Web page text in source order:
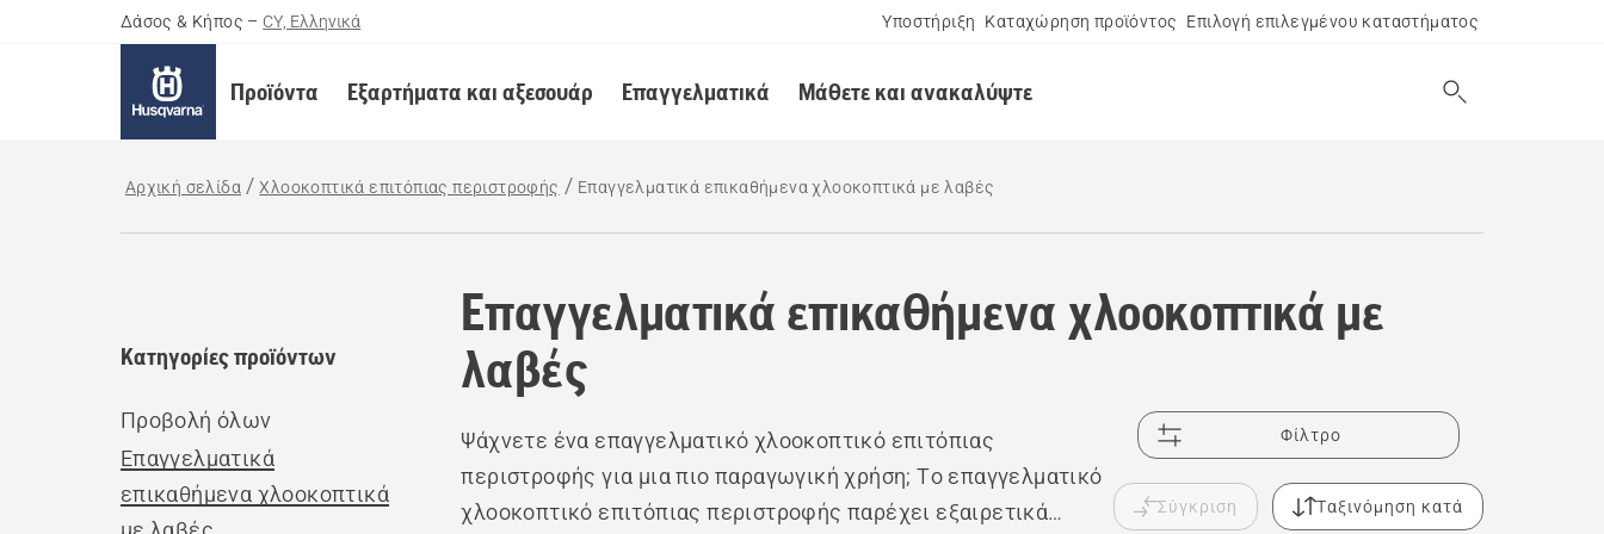
Δάσος & Κήπος – CY, Ελληνικά Υποστήριξη Καταχώρηση προϊόντος Επιλογή επιλεγμένου καταστήματος
Προϊόντα Εξαρτήματα και αξεσουάρ Επαγγελματικά Μάθετε και ανακαλύψτε
Αρχική σελίδα Χλοοκοπτικά επιτόπιας περιστροφής Επαγγελματικά επικαθήμενα χλοοκοπτικά με λαβές
Επαγγελματικά επικαθήμενα χλοοκοπτικά με
λαβές
Κατηγορίες προϊόντων
Προβολή όλων
Επαγγελματικά
επικαθήμενα χλοοκοπτικά
Ψάχνετε ένα επαγγελματικό χλοοκοπτικό επιτόπιας
περιστροφής για μια πιο παραγωγική χρήση; Το επαγγελματικό
χλοοκοπτικό επιτόπιας περιστροφής παρέχει εξαιρετικά
Φίλτρο
Σύγκριση Ταξινόμηση κατά